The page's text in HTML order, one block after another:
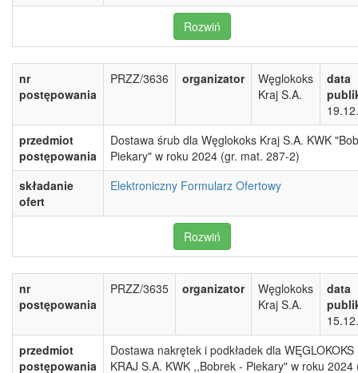
Rozwiń
nr
postępowania
PRZZ/3636 organizator
Węglokoks
Kraj S.A.
data
przedmiot
postępowania
Dostawa śrub dla Węglokoks Kraj S.A. KWK
Piekary" w roku 2024 (gr. mat. 287-2)
składanie
ofert
Elektroniczny Formularz Ofertowy
Rozwiń
nr
postępowania
PRZZ/3635 organizator
Węglokoks
Kraj S.A.
data
przedmiot
postępowania
Dostawa nakrętek i podkładek dla WĘGLOKOKS
KRAJ S.A. KWK ,,Bobrek - Piekary" w roku 2024